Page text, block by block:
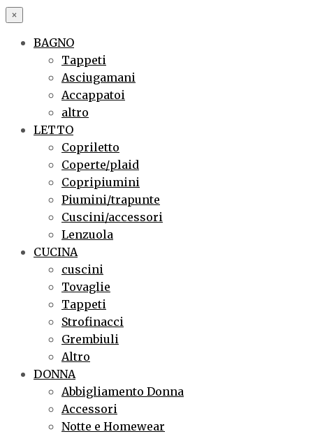
×
BAGNO
Tappeti
Asciugamani
Accappatoi
altro
LETTO
Copriletto
Coperte/plaid
Copripiumini
Piumini/trapunte
Cuscini/accessori
Lenzuola
CUCINA
cuscini
Tovaglie
Tappeti
Strofinacci
Grembiuli
Altro
DONNA
Abbigliamento Donna
Accessori
Notte e Homewear